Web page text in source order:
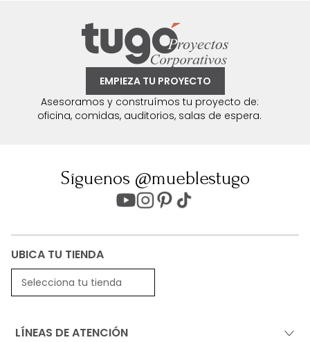
EMPIEZA TU PROYECTO
Asesoramos y construímos tu proyecto de:
oficina, comidas, auditorios, salas de espera.
Síguenos @mueblestugo
UBICA TU TIENDA
Selecciona tu tienda
LÍNEAS DE ATENCIÓN